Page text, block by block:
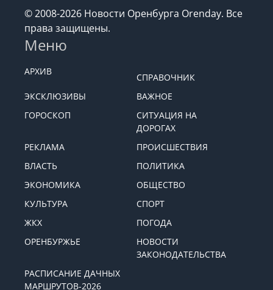
© 2008-2026 Новости Оренбурга Orenday. Все
права защищены.
Меню
АРХИВ
СПРАВОЧНИК
ЭКСКЛЮЗИВЫ
ВАЖНОЕ
ГОРОСКОП
СИТУАЦИЯ НА
ДОРОГАХ
РЕКЛАМА
ПРОИСШЕСТВИЯ
ВЛАСТЬ
ПОЛИТИКА
ЭКОНОМИКА
ОБЩЕСТВО
КУЛЬТУРА
СПОРТ
ЖКХ
ПОГОДА
ОРЕНБУРЖЬЕ
НОВОСТИ
ЗАКОНОДАТЕЛЬСТВА
РАСПИСАНИЕ ДАЧНЫХ
МАРШРУТОВ-2026